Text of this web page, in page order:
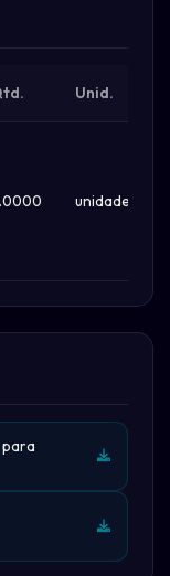
Unid.
unidade